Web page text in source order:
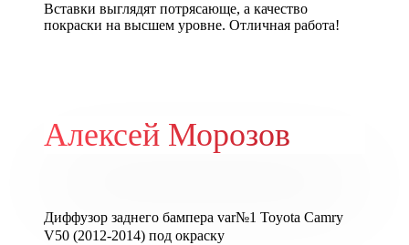
Вставки выглядят потрясающе, а качество
покраски на высшем уровне. Отличная работа!
Алексей Морозов
Диффузор заднего бампера var№1 Toyota Camry
V50 (2012-2014) под окраску